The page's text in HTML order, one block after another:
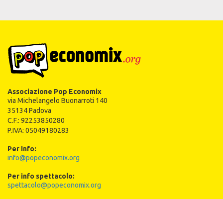
Associazione Pop Economix
via Michelangelo Buonarroti 140
35134 Padova
C.F.: 92253850280
P.IVA: 05049180283
Per info:
info@popeconomix.org
Per info spettacolo:
spettacolo@popeconomix.org